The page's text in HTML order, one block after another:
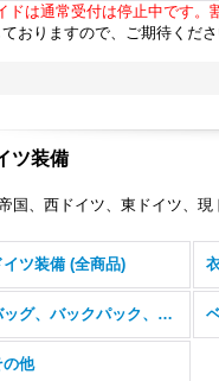
は通常受付は停止中です。
おりますので、ご期待くださ
ツ装備
国、西ドイツ、東ドイツ、
イツ装備 (全商品)
バッグ、バックパック、フィールドパック
の他